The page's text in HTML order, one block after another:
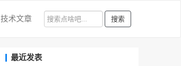
搜索
技术文章
最近发表